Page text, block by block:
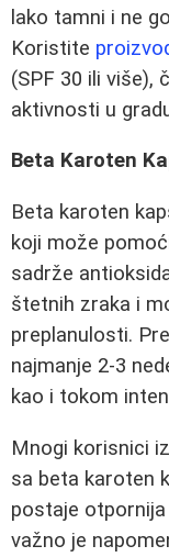
lako tamni i ne
Koristite
(SPF 30 ili više),
aktivnosti u
Beta Karoten
Beta karoten
koji može
sadrže
štetnih zraka i
preplanulosti.
najmanje 2-3
kao i tokom
Mnogi korisnici
sa beta karoten
postaje
važno je